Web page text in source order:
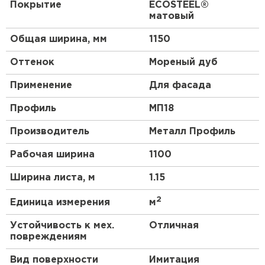
Выбирая профиль МП-18 0,5 ECOSTEEL® матовый
Мореный Дуб, вы получаете надежный и стильный
материал, который прослужит вам долгие годы.
Создайте красивый и надежный дизайн своего
дома или офиса с помощью этого профиля.
Покрытие
ECOSTEEL®
матовый
Общая ширина, мм 1150
Оттенок Мореный дуб
Применение Для фасада
Профиль МП18
Производитель Металл Профиль
Рабочая ширина 1100
Ширина листа, м 1.15
Единица измерения м2
Устойчивость к мех.
повреждениям
Отличная
Вид поверхности Имитация